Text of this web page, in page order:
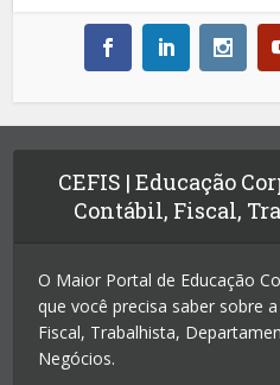
CEFIS | Educação
Contábil, Fiscal,
O Maior Portal de Educação
que você precisa saber sobre
Fiscal, Trabalhista,
Negócios.